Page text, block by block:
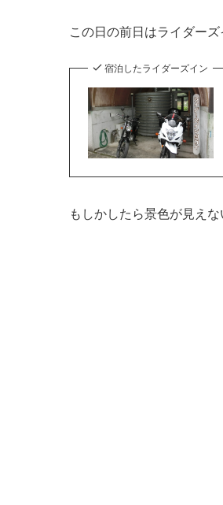
この日の前日はライダー
宿泊したライダーズイン
もしかしたら景色が見え